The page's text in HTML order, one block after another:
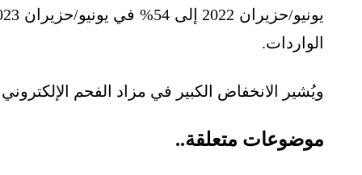
الواردات.
ويُشير الانخفاض الكبير في مزاد الفحم
موضوعات متعلقة..